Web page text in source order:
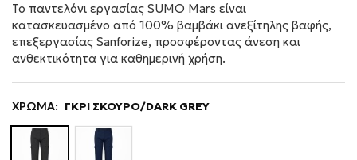
Το παντελόνι εργασίας SUMO Mars είναι
κατασκευασμένο από 100% βαμβάκι ανεξίτηλης βαφής,
επεξεργασίας Sanforize, προσφέροντας άνεση και
ανθεκτικότητα για καθημερινή χρήση.
ΧΡΩΜΑ: ΓΚΡΙ ΣΚΟΥΡΟ/DARK GREY